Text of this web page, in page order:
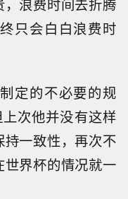
浪费时间去折腾
只会白白浪费时
定的不必要的规
次他并没有这样
一致性，再次不
界杯的情况就一